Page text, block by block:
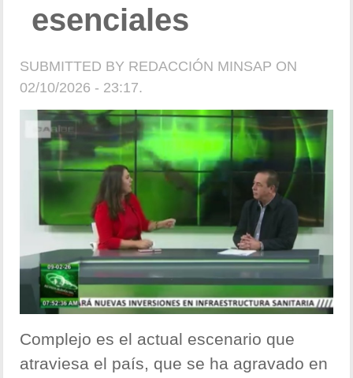
esenciales
SUBMITTED BY REDACCIÓN MINSAP ON
02/10/2026 - 23:17.
Complejo es el actual escenario que
atraviesa el país, que se ha agravado en